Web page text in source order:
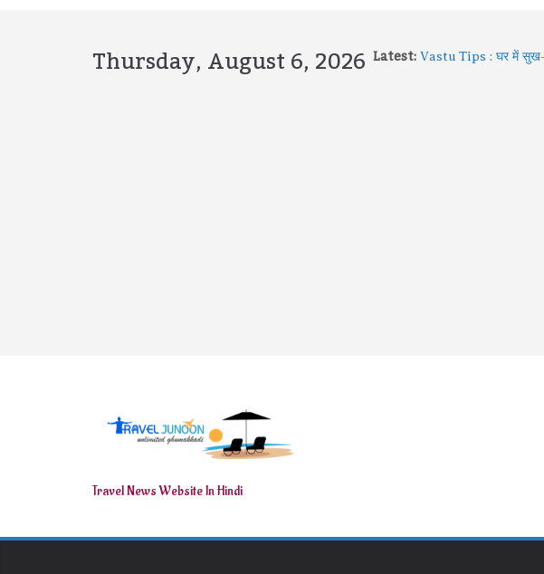
Thursday, August 6, 2026 Latest: क्या दुनिया की पहली
Vastu Tips : घर में सुख-
Travel News Website In Hindi